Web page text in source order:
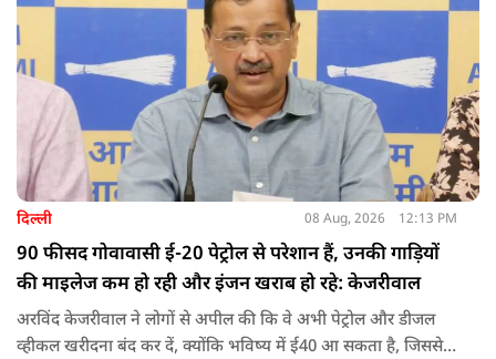
दिल्ली 08 Aug, 2026 12:13 PM
90 फीसद गोवावासी ई-20 पेट्रोल से परेशान हैं, उनकी गाड़ियों
की माइलेज कम हो रही और इंजन खराब हो रहे: केजरीवाल
अरविंद केजरीवाल ने लोगों से अपील की कि वे अभी पेट्रोल और डीजल
व्हीकल खरीदना बंद कर दें, क्योंकि भविष्य में ई40 आ सकता है, जिससे